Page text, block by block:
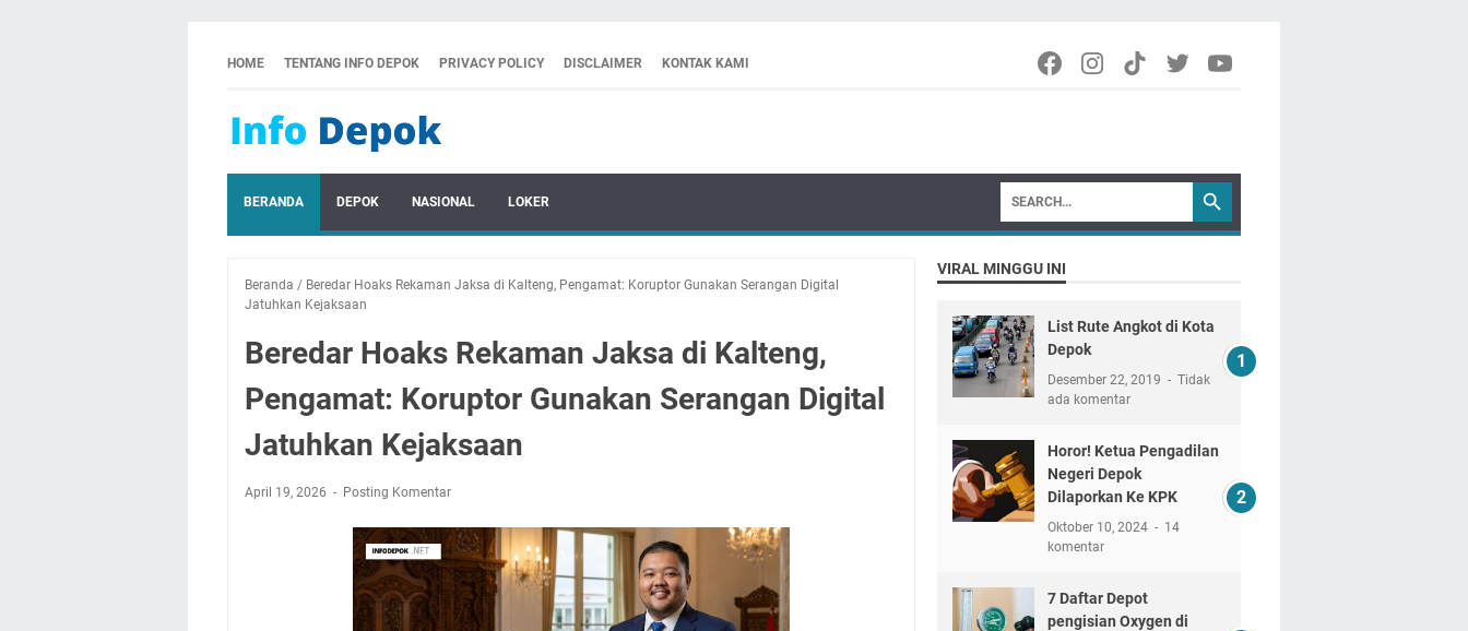
HOME TENTANG INFO DEPOK PRIVACY POLICY DISCLAIMER KONTAK KAMI
BERANDA DEPOK NASIONAL LOKER
Beranda / Beredar Hoaks Rekaman Jaksa di Kalteng, Pengamat: Koruptor Gunakan Serangan Digital
Jatuhkan Kejaksaan
Beredar Hoaks Rekaman Jaksa di Kalteng,
Pengamat: Koruptor Gunakan Serangan Digital
Jatuhkan Kejaksaan
April 19, 2026 Posting Komentar
VIRAL MINGGU INI
List Rute Angkot di Kota
Depok
Desember 22, 2019
Tidak
ada komentar
Horor! Ketua Pengadilan
Negeri Depok
Dilaporkan Ke KPK
Oktober 10, 2024
14
komentar
7 Daftar Depot
pengisian Oxygen di